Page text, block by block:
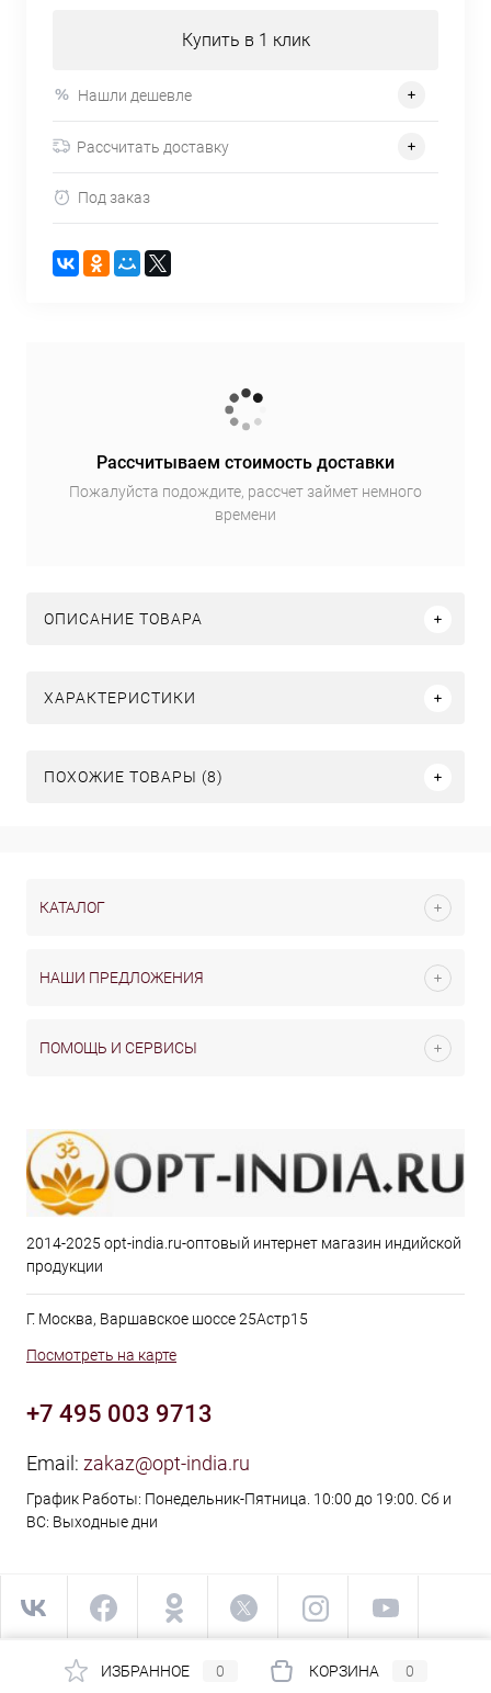
Купить в 1 клик
Нашли дешевле
Рассчитать доставку
Под заказ
Рассчитываем стоимость доставки
Пожалуйста подождите, рассчет займет немного
времени
ОПИСАНИЕ ТОВАРА
ХАРАКТЕРИСТИКИ
ПОХОЖИЕ ТОВАРЫ (8)
КАТАЛОГ
НАШИ ПРЕДЛОЖЕНИЯ
ПОМОЩЬ И СЕРВИСЫ
2014-2025 opt-india.ru-оптовый интернет магазин индийской
продукции
Г. Москва, Варшавское шоссе 25Астр15
Посмотреть на карте
+7 495 003 9713
Email: zakaz@opt-india.ru
График Работы: Понедельник-Пятница. 10:00 до 19:00. Сб и
ВС: Выходные дни
ИЗБРАННОЕ 0 КОРЗИНА 0